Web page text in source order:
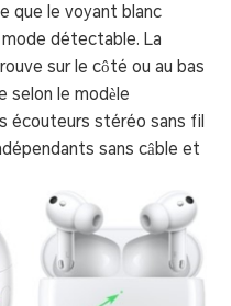
que le voyant blanc
détectable. La
sur le côté ou au bas
selon le modèle
écouteurs stéréo sans fil
sans câble et